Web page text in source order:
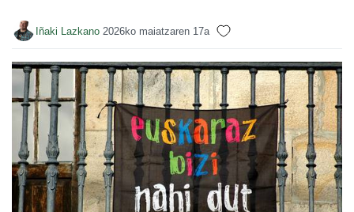
Iñaki Lazkano 2026ko maiatzaren 17a